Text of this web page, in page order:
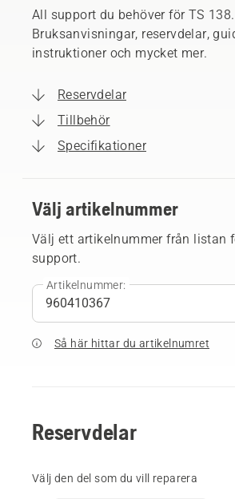
All support du behöver för TS 138.
Bruksanvisningar, reservdelar,
instruktioner och mycket mer.
Reservdelar
Tillbehör
Specifikationer
Välj artikelnummer
Välj ett artikelnummer från listan
support.
Artikelnummer:
Så här hittar du artikelnumret
Reservdelar
Välj den del som du vill reparera